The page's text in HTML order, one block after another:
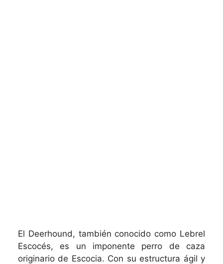
El Deerhound, también conocido como Lebrel
Escocés, es un imponente perro de caza
originario de Escocia. Con su estructura ágil y